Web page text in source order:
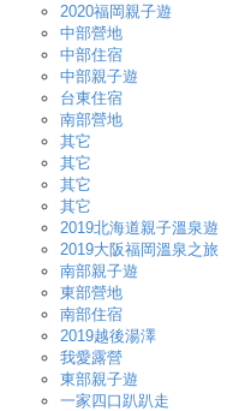
2020福岡親子遊
中部營地
中部住宿
中部親子遊
台東住宿
南部營地
其它
其它
其它
其它
2019北海道親子溫泉遊
2019大阪福岡溫泉之旅
南部親子遊
東部營地
南部住宿
2019越後湯澤
我愛露營
東部親子遊
一家四口趴趴走